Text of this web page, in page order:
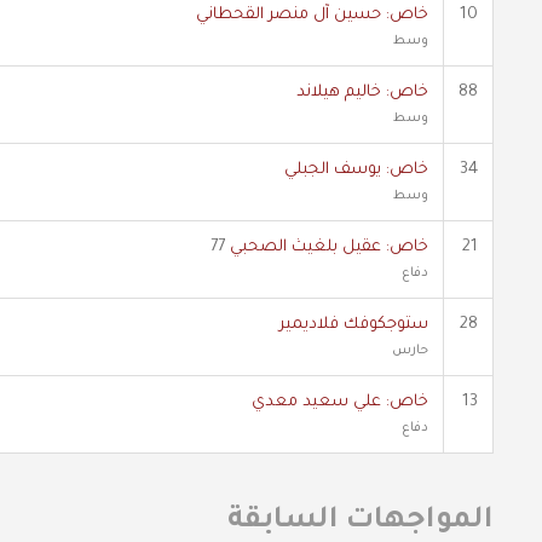
10 خاص: حسين آل منصر القحطاني
وسط
88 خاص: خاليم هيلاند
وسط
34 خاص: يوسف الجبلي
وسط
21 خاص: عقيل بلغيث الصحبي 77
دفاع
28 ستوجكوفك فلاديمير
حارس
13 خاص: علي سعيد معدي
دفاع
المواجهات السابقة